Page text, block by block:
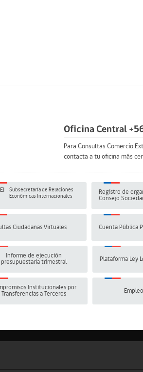
Oficina Central
Para Consultas Comercio
contacta a tu oficina más
Subsecretaría de Relaciones
Económicas Internacionales
Registro de
Consejo
Ciudadanas Virtuales Cuenta Pública
Informe de ejecución
presupuestaria trimestral
Plataforma Ley
Institucionales por
Transferencias a Terceros